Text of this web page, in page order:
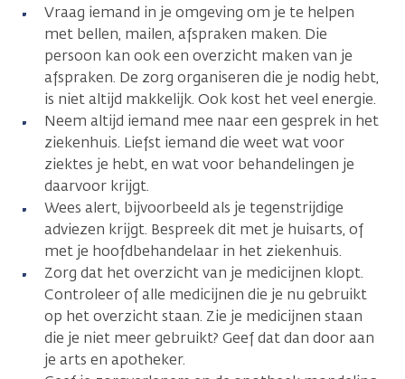
Vraag iemand in je omgeving om je te helpen
met bellen, mailen, afspraken maken. Die
persoon kan ook een overzicht maken van je
afspraken. De zorg organiseren die je nodig hebt,
is niet altijd makkelijk. Ook kost het veel energie.
Neem altijd iemand mee naar een gesprek in het
ziekenhuis. Liefst iemand die weet wat voor
ziektes je hebt, en wat voor behandelingen je
daarvoor krijgt.
Wees alert, bijvoorbeeld als je tegenstrijdige
adviezen krijgt. Bespreek dit met je huisarts, of
met je hoofdbehandelaar in het ziekenhuis.
Zorg dat het overzicht van je medicijnen klopt.
Controleer of alle medicijnen die je nu gebruikt
op het overzicht staan. Zie je medicijnen staan
die je niet meer gebruikt? Geef dat dan door aan
je arts en apotheker.